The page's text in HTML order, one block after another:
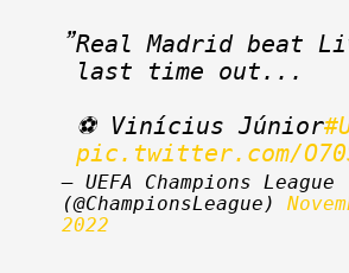
Real Madrid beat
last time out...
⚽️ Vinícius Júnior
pic.twitter.com/
— UEFA Champions League
(@ChampionsLeague)
2022